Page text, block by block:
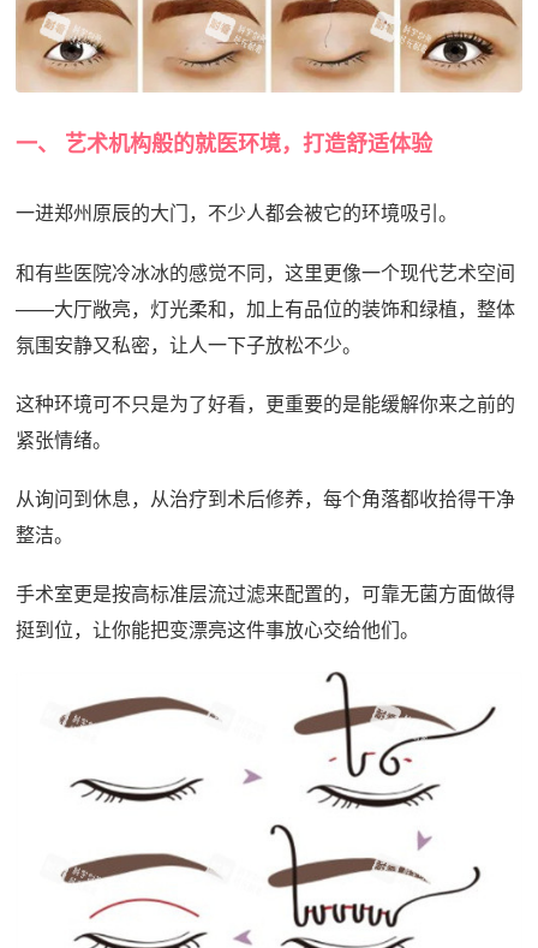
一、 艺术机构般的就医环境，打造舒适体验
一进郑州原辰的大门，不少人都会被它的环境吸引。
和有些医院冷冰冰的感觉不同，这里更像一个现代艺术空间
——大厅敞亮，灯光柔和，加上有品位的装饰和绿植，整体
氛围安静又私密，让人一下子放松不少。
这种环境可不只是为了好看，更重要的是能缓解你来之前的
紧张情绪。
从询问到休息，从治疗到术后修养，每个角落都收拾得干净
整洁。
手术室更是按高标准层流过滤来配置的，可靠无菌方面做得
挺到位，让你能把变漂亮这件事放心交给他们。